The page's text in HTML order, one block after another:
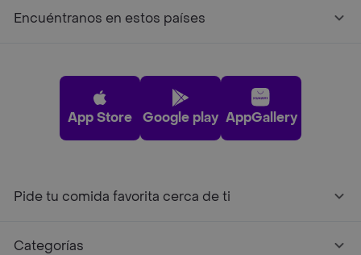
Encuéntranos en estos países
App Store Google play AppGallery
Pide tu comida favorita cerca de ti
Categorías